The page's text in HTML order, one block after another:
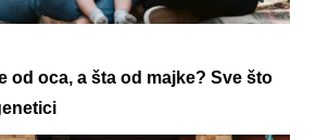
od oca, a šta od majke? Sve što